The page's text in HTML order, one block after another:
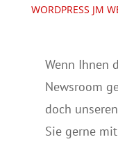
WORDPRESS JM
Wenn Ihnen
Newsroom
doch
Sie gerne